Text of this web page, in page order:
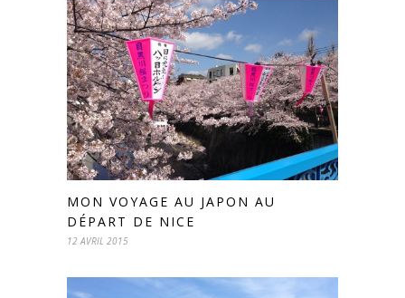
MON VOYAGE AU JAPON AU
DÉPART DE NICE
12 AVRIL 2015